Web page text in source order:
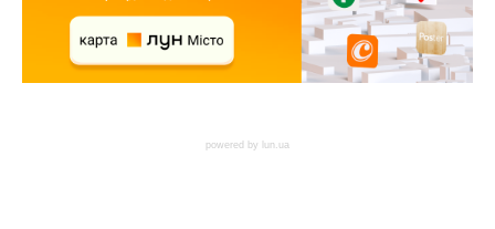
powered by lun.ua